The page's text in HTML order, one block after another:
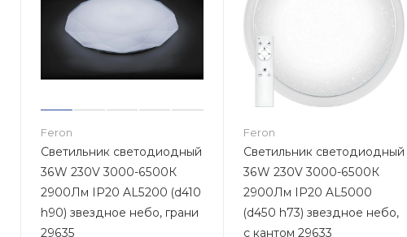
Feron
Светильник светодиодный
36W 230V 3000-6500К
2900Лм IP20 AL5200 (d410
h90) звездное небо, грани
29635
Feron
Светильник светодиодный
36W 230V 3000-6500К
2900Лм IP20 AL5000
(d450 h73) звездное небо,
с кантом 29633